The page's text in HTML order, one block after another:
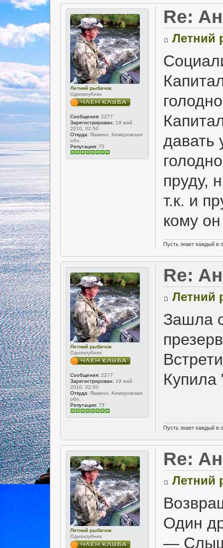
Летний рыбачок
Одноклубник
Сообщения: 2277
Зарегистрирован: 19 май
2010, 02:50
Откуда: Яшкино, Кемеровская
обл.
Репутация: 75
Re:
Летний
давать
пруду,
т.к. и
кому
Пусть знает каждый в
Летний рыбачок
Одноклубник
Сообщения: 2277
Зарегистрирован: 19 май
2010, 02:50
Откуда: Яшкино, Кемеровская
обл.
Репутация: 75
Re:
Летний
Зашла
Купила
Пусть знает каждый в
Летний рыбачок
Одноклубник
Re:
Летний
Один
—